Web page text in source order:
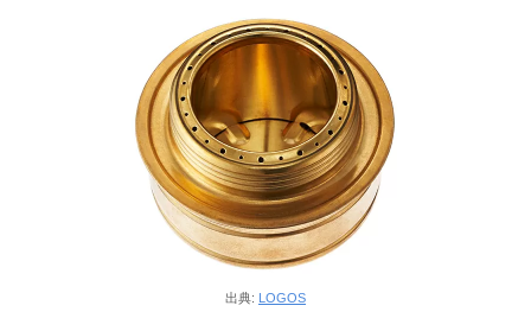
出典: LOGOS